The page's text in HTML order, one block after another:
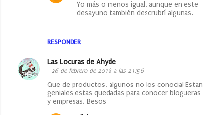
RESPONDER
Yo más o menos igual, aunque en este
desayuno también descrubrí algunas.
Las Locuras de Ahyde
26 de febrero de 2018 a las 21:56
Que de productos, algunos no los conocia! Estan
geniales estas quedadas para conocer blogueras
y empresas. Besos